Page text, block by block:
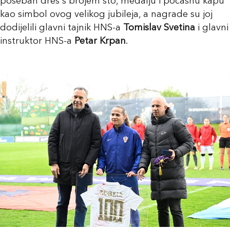
kao simbol ovog velikog jubileja, a nagrade su joj
dodijelili glavni tajnik HNS-a Tomislav Svetina i glavni
instruktor HNS-a Petar Krpan.